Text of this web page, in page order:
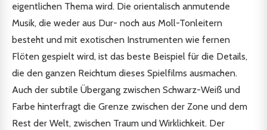
eigentlichen Thema wird. Die orientalisch anmutende
Musik, die weder aus Dur- noch aus Moll-Tonleitern
besteht und mit exotischen Instrumenten wie fernen
Flöten gespielt wird, ist das beste Beispiel für die Details,
die den ganzen Reichtum dieses Spielfilms ausmachen.
Auch der subtile Übergang zwischen Schwarz-Weiß und
Farbe hinterfragt die Grenze zwischen der Zone und dem
Rest der Welt, zwischen Traum und Wirklichkeit. Der